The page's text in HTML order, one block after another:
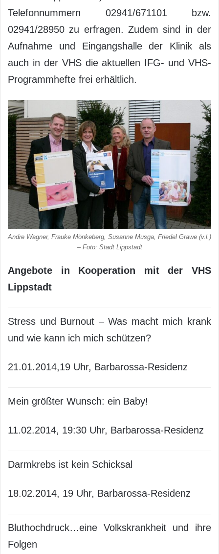
Telefonnummern 02941/671101 bzw.
02941/28950 zu erfragen. Zudem sind in der
Aufnahme und Eingangshalle der Klinik als
auch in der VHS die aktuellen IFG- und VHS-
Programmhefte frei erhältlich.
Andre Wagner, Frauke Mönkeberg, Susanne Musga, Friedel Grawe (v.l.)
– Foto: Stadt Lippstadt
Angebote in Kooperation mit der VHS
Lippstadt
Stress und Burnout – Was macht mich krank
und wie kann ich mich schützen?
21.01.2014,19 Uhr, Barbarossa-Residenz
Mein größter Wunsch: ein Baby!
11.02.2014, 19:30 Uhr, Barbarossa-Residenz
Darmkrebs ist kein Schicksal
18.02.2014, 19 Uhr, Barbarossa-Residenz
Bluthochdruck…eine Volkskrankheit und ihre
Folgen